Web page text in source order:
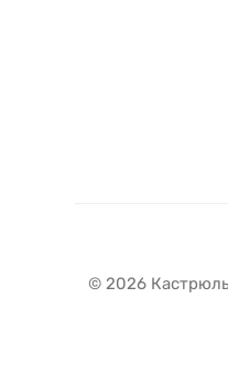
© 2026